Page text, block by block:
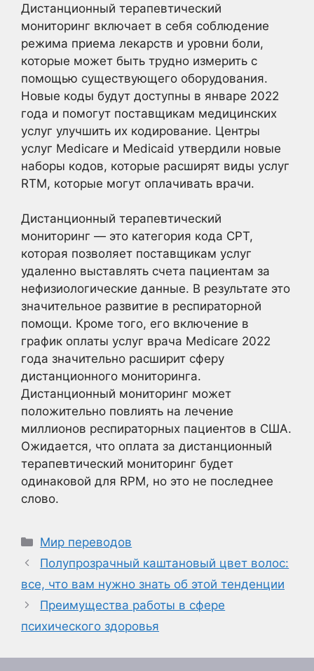
Дистанционный терапевтический
мониторинг включает в себя соблюдение
режима приема лекарств и уровни боли,
которые может быть трудно измерить с
помощью существующего оборудования.
Новые коды будут доступны в январе 2022
года и помогут поставщикам медицинских
услуг улучшить их кодирование. Центры
услуг Medicare и Medicaid утвердили новые
наборы кодов, которые расширят виды услуг
RTM, которые могут оплачивать врачи.
Дистанционный терапевтический
мониторинг — это категория кода CPT,
которая позволяет поставщикам услуг
удаленно выставлять счета пациентам за
нефизиологические данные. В результате это
значительное развитие в респираторной
помощи. Кроме того, его включение в
график оплаты услуг врача Medicare 2022
года значительно расширит сферу
дистанционного мониторинга.
Дистанционный мониторинг может
положительно повлиять на лечение
миллионов респираторных пациентов в США.
Ожидается, что оплата за дистанционный
терапевтический мониторинг будет
одинаковой для RPM, но это не последнее
слово.
Рубрики
Мир переводов
Полупрозрачный каштановый цвет волос:
все, что вам нужно знать об этой тенденции
Преимущества работы в сфере
психического здоровья